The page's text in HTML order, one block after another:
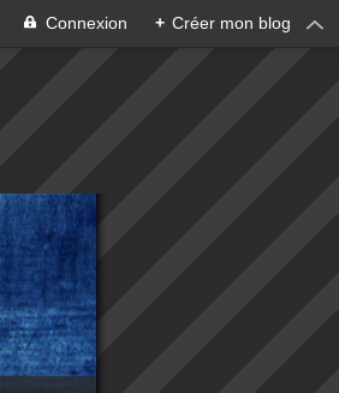
Connexion + Créer mon blog